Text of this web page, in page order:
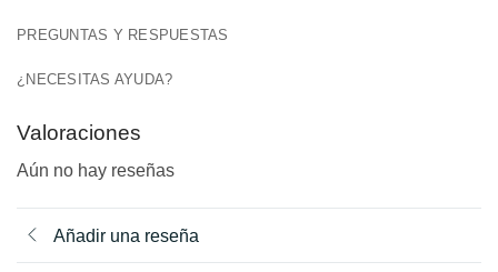
PREGUNTAS Y RESPUESTAS
¿NECESITAS AYUDA?
Valoraciones
Aún no hay reseñas
Añadir una reseña